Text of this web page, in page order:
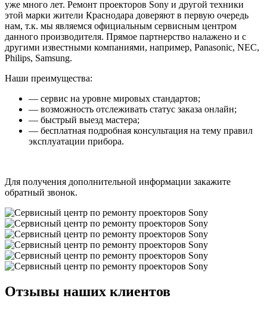
уже много лет. Ремонт проекторов Sony и другой техники
этой марки жители Краснодара доверяют в первую очередь
нам, т.к. мы являемся официальным сервисным центром
данного производителя. Прямое партнерство налажено и с
другими известными компаниями, например, Panasonic, NEC,
Philips, Samsung.
Наши преимущества:
— сервис на уровне мировых стандартов;
— возможность отслеживать статус заказа онлайн;
— быстрый выезд мастера;
— бесплатная подробная консультация на тему правил
эксплуатации прибора.
Для получения дополнительной информации закажите
обратный звонок.
Отзывы наших клиентов